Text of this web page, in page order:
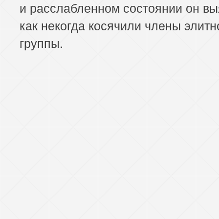
и расслабленном состоянии он
как некогда косячили члены
группы.